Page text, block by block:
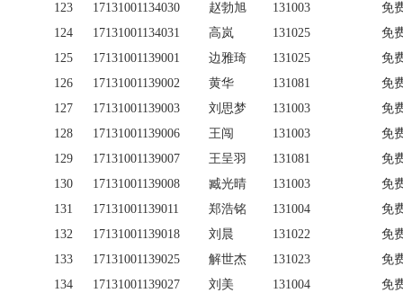
123
17131001134030 赵勃旭 131003
免
124
17131001134031 高岚 131025
免
125
17131001139001 边雅琦 131025
免
126
17131001139002 黄华 131081
免
127
17131001139003 刘思梦 131003
免
128
17131001139006 王闯 131003
免
129
17131001139007 王呈羽 131081
免
130
17131001139008 臧光晴 131003
免
131
17131001139011 郑浩铭 131004
免
132
17131001139018 刘晨 131022
免
133
17131001139025 解世杰 131023
免
134
17131001139027 刘美 131004
免